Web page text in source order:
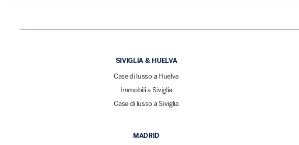
SIVIGLIA & HUELVA
Case di lusso a Huelva
Immobili a Siviglia
Case di lusso a Siviglia
MADRID